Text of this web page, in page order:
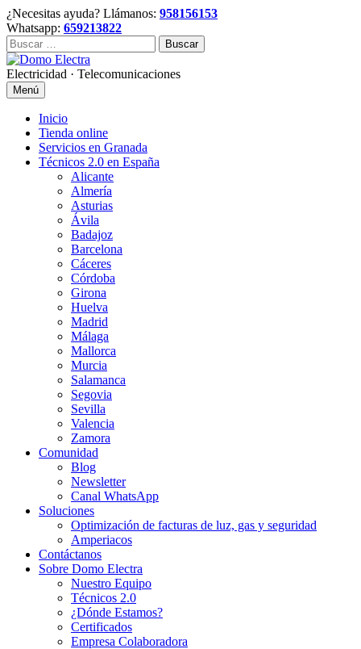
Skip
to
content
¿Necesitas ayuda? Llámanos: 958156153
Whatsapp: 659213822
Buscar:
Electricidad · Telecomunicaciones
Menú
Inicio
Tienda online
Servicios en Granada
Técnicos 2.0 en España
Alicante
Almería
Asturias
Ávila
Badajoz
Barcelona
Cáceres
Córdoba
Girona
Huelva
Madrid
Málaga
Mallorca
Murcia
Salamanca
Segovia
Sevilla
Valencia
Zamora
Comunidad
Blog
Newsletter
Canal WhatsApp
Soluciones
Optimización de facturas de luz, gas y seguridad
Amperiacos
Contáctanos
Sobre Domo Electra
Nuestro Equipo
Técnicos 2.0
¿Dónde Estamos?
Certificados
Empresa Colaboradora